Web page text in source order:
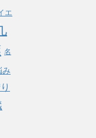
エ
名
み